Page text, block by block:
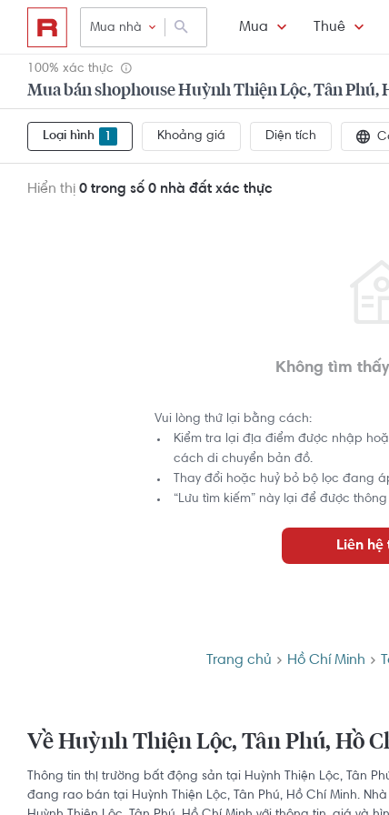
Mua nhà Mua Thuê
100% xác thực
Mua bán shophouse Huỳnh Thiện Lộc, Tân Phú,
Loại hình Khoảng giá Diện tích
Hiển thị 0 trong số 0 nhà đất xác thực
Không tìm
Vui lòng thử lại bằng cách:
Kiểm tra lại địa điểm được nhập
cách di chuyển bản đồ.
Thay đổi hoặc huỷ bỏ bộ lọc đang
“Lưu tìm kiếm” này lại để được
Liên hệ
Trang chủ Hồ Chí Minh
Về Huỳnh Thiện Lộc, Tân Phú, Hồ
Thông tin thị trường bất động sản tại Huỳnh Thiện Lộc, Tân
đang rao bán tại Huỳnh Thiện Lộc, Tân Phú, Hồ Chí Minh.